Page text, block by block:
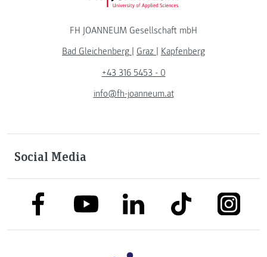
FH JOANNEUM Gesellschaft mbH
Bad Gleichenberg
Graz
Kapfenberg
+43 316 5453 - 0
info@fh-joanneum.at
Social Media
link to facebooklink to youtubelink to linkedinlink to tiktok